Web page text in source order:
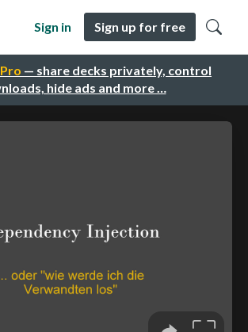
— share decks privately, control
hide ads and more …
Sign in Sign up for free